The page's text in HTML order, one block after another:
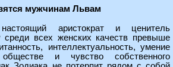
мужчинам Львам
аристократ и ценитель
среди всех женских качеств превыше
интеллектуальность, умение
и чувство собственного